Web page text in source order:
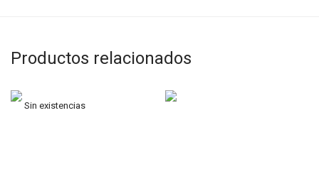
Productos relacionados